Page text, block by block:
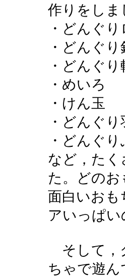
作りをしま
・どんぐ
・どんぐり
・どんぐり
・めいろ
・けん玉
・どんぐり
・どんぐ
など，た
た。どの
面白いおも
アいっぱ
そして，
ちゃで遊